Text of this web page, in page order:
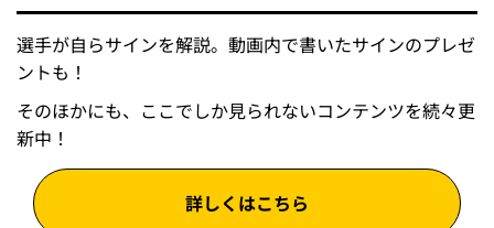
選手が自らサインを解説。動画内で書いたサインのプレゼ
ントも！
そのほかにも、ここでしか見られないコンテンツを続々更
新中！
詳しくはこちら